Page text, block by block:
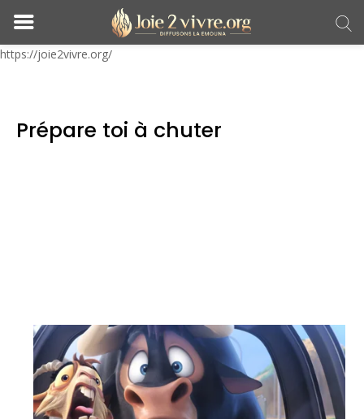
https://joie2vivre.org/
Prépare toi à chuter